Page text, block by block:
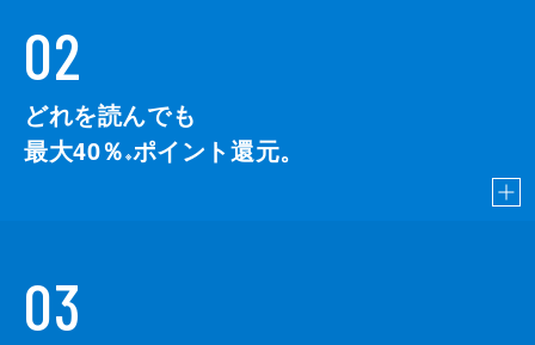
02
どれを読んでも
最大40％ ※ポイント還元。
03